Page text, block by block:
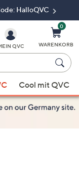
HalloQVC
QVC
0
WARENKORB
Cool mit QVC